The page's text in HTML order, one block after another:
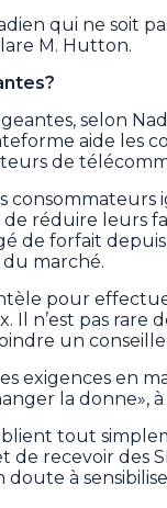
qui ne soit
M. Hutton.
selon
aide les
de
consommateurs
réduire leurs
de forfait
du marché.
pour
Il n’est pas rare
un
exigences en
la donne», à
tout
de recevoir des
à